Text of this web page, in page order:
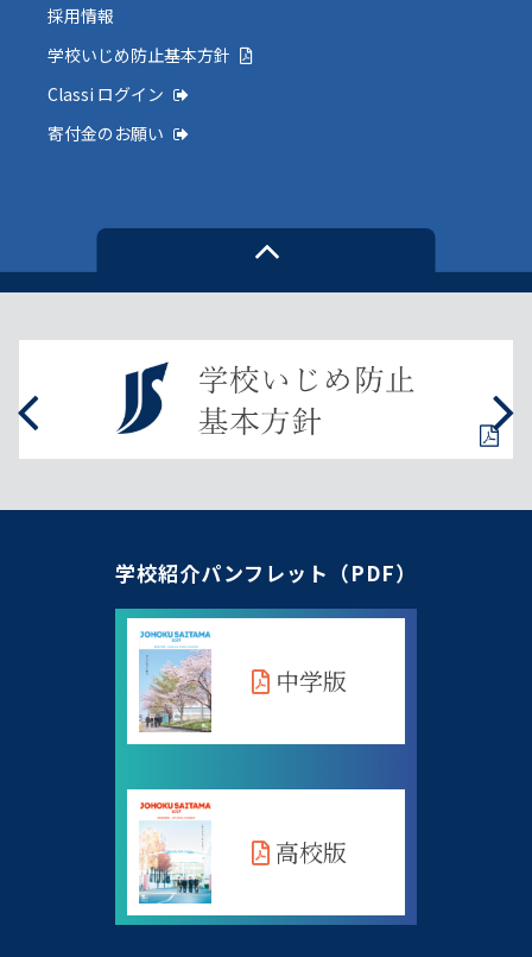
採用情報
学校いじめ防止基本方針
Classi ログイン
寄付金のお願い
学校紹介パンフレット（PDF）
中学版
高校版